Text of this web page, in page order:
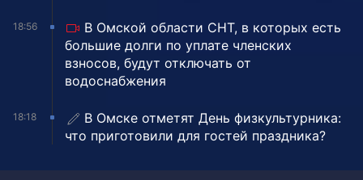
18:56
В Омской области СНТ, в которых есть
большие долги по уплате членских
взносов, будут отключать от
водоснабжения
18:18
В Омске отметят День физкультурника:
что приготовили для гостей праздника?